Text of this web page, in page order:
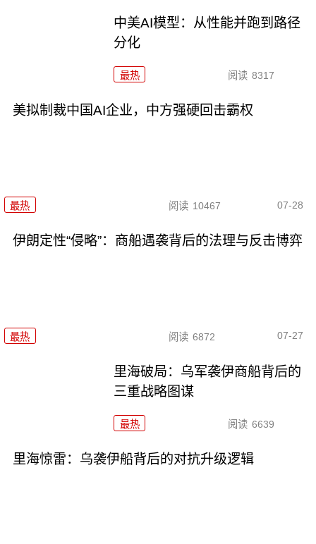
中美AI模型：从性能并跑到路径
分化
最热 阅读 8317
美拟制裁中国AI企业，中方强硬回击霸权
最热 阅读 10467 07-28
伊朗定性“侵略”：商船遇袭背后的法理与反击博弈
最热 阅读 6872 07-27
里海破局：乌军袭伊商船背后的
三重战略图谋
最热 阅读 6639
里海惊雷：乌袭伊船背后的对抗升级逻辑